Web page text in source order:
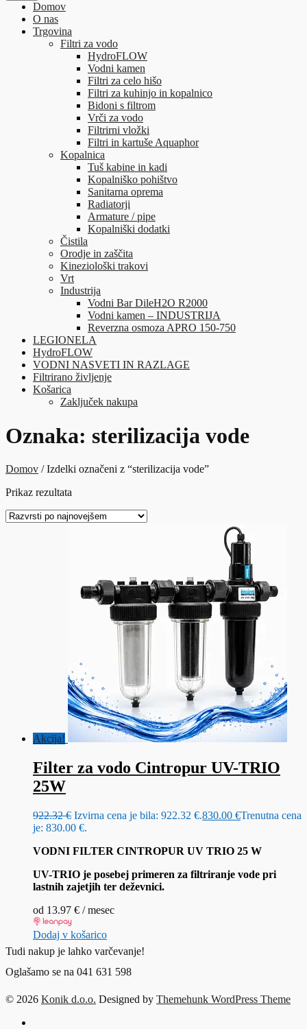
Domov
O nas
Trgovina
Filtri za vodo
HydroFLOW
Vodni kamen
Filtri za celo hišo
Filtri za kuhinjo in kopalnico
Bidoni s filtrom
Vrči za vodo
Filtrirni vložki
Filtri in kartuše Aquaphor
Kopalnica
Tuš kabine in kadi
Kopalniško pohištvo
Sanitarna oprema
Radiatorji
Armature / pipe
Kopalniški dodatki
Čistila
Orodje in zaščita
Kineziološki trakovi
Vrt
Industrija
Vodni Bar DileH2O R2000
Vodni kamen – INDUSTRIJA
Reverzna osmoza APRO 150-750
LEGIONELA
HydroFLOW
VODNI NASVETI IN RAZLAGE
Filtrirano življenje
Košarica
Zaključek nakupa
Oznaka: sterilizacija vode
Domov / Izdelki označeni z “sterilizacija vode”
Prikaz rezultata
Akcija!
Filter za vodo Cintropur UV-TRIO
25W
922.32€ Izvirna cena je bila: 922.32 €.830.00 €Trenutna cena
je: 830.00 €.
VODNI FILTER CINTROPUR UV TRIO 25 W
UV-TRIO je posebej primeren za filtriranje vode pri
lastnih zajetjih ter deževnici.
od 13.97 € / mesec
Dodaj v košarico
Tudi nakup je lahko varčevanje!
Oglašamo se na 041 631 598
© 2026 Konik d.o.o. Designed by Themehunk WordPress Theme